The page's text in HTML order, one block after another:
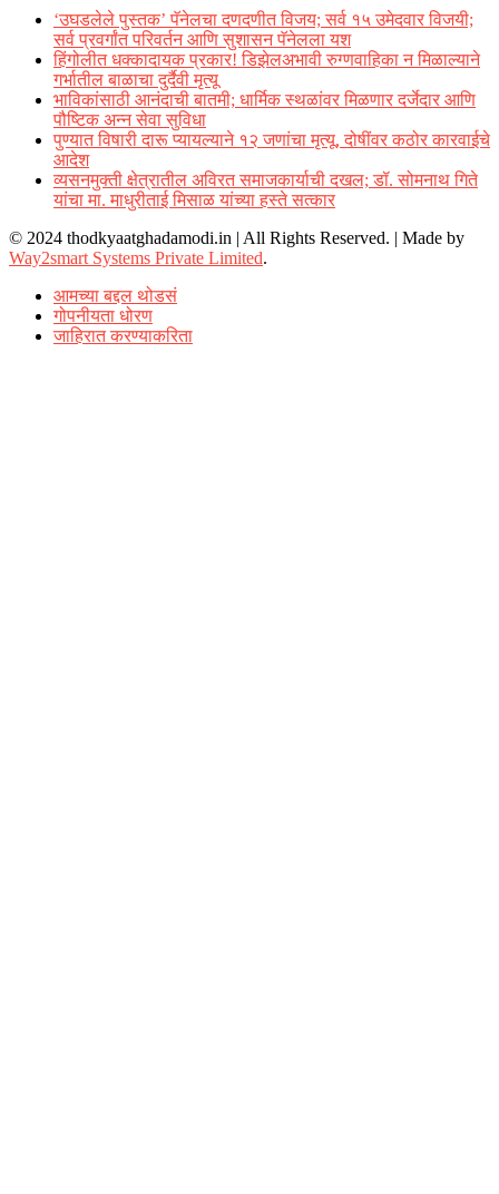
‘उघडलेले पुस्तक’ पॅनेलचा दणदणीत विजय; सर्व १५ उमेदवार विजयी;
सर्व प्रवर्गांत परिवर्तन आणि सुशासन पॅनेलला यश
हिंगोलीत धक्कादायक प्रकार! डिझेलअभावी रुग्णवाहिका न मिळाल्याने
गर्भातील बाळाचा दुर्दैवी मृत्यू
भाविकांसाठी आनंदाची बातमी; धार्मिक स्थळांवर मिळणार दर्जेदार आणि
पौष्टिक अन्न सेवा सुविधा
पुण्यात विषारी दारू प्यायल्याने १२ जणांचा मृत्यू, दोषींवर कठोर कारवाईचे
आदेश
व्यसनमुक्ती क्षेत्रातील अविरत समाजकार्याची दखल; डॉ. सोमनाथ गिते
यांचा मा. माधुरीताई मिसाळ यांच्या हस्ते सत्कार
© 2024 thodkyaatghadamodi.in | All Rights Reserved. | Made by
Way2smart Systems Private Limited.
आमच्या बद्दल थोडसं
गोपनीयता धोरण
जाहिरात करण्याकरिता